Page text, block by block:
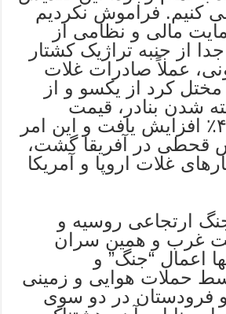
کنیم. فراموش نکردیم
مالی و نظامی از
از جنبه تراژیک کشتار
عملاً صادرات غلات
مختل کرد از یکسو و از
شدن بنادر، قیمت
جهانی غلات ۴۰٪ افزایش یافت و این امر
در آفریقا گشت،
غلات اروپا و آمریکا
ارتجاعی روسیه و
غرب و همین سران
اعمال “جنگ” و
حملات هوایی و زمینی
و فرودستان در دو سوی